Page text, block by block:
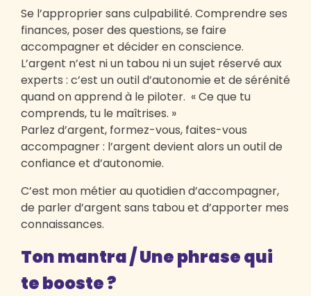
Se l’approprier sans culpabilité. Comprendre ses
finances, poser des questions, se faire
accompagner et décider en conscience.
L’argent n’est ni un tabou ni un sujet réservé aux
experts : c’est un outil d’autonomie et de sérénité
quand on apprend à le piloter. « Ce que tu
comprends, tu le maîtrises. »
Parlez d’argent, formez-vous, faites-vous
accompagner : l’argent devient alors un outil de
confiance et d’autonomie.
C’est mon métier au quotidien d’accompagner,
de parler d’argent sans tabou et d’apporter mes
connaissances.
Ton mantra / Une phrase qui
te booste ?